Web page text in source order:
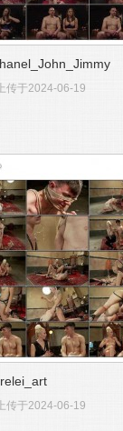
传于2024-06-19
传于2024-06-19